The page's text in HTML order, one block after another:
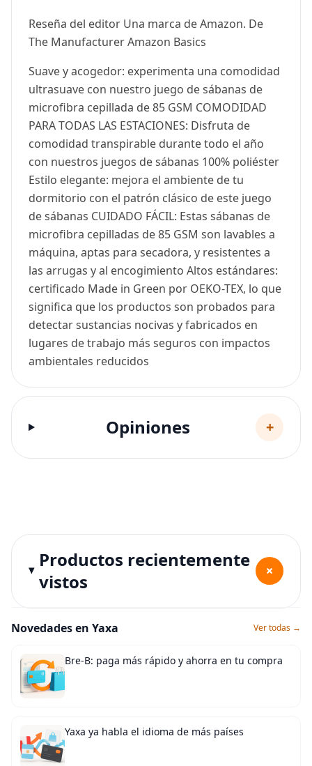
Reseña del editor Una marca de Amazon. De
The Manufacturer Amazon Basics
Suave y acogedor: experimenta una comodidad
ultrasuave con nuestro juego de sábanas de
microfibra cepillada de 85 GSM COMODIDAD
PARA TODAS LAS ESTACIONES: Disfruta de
comodidad transpirable durante todo el año
con nuestros juegos de sábanas 100% poliéster
Estilo elegante: mejora el ambiente de tu
dormitorio con el patrón clásico de este juego
de sábanas CUIDADO FÁCIL: Estas sábanas de
microfibra cepilladas de 85 GSM son lavables a
máquina, aptas para secadora, y resistentes a
las arrugas y al encogimiento Altos estándares:
certificado Made in Green por OEKO-TEX, lo que
significa que los productos son probados para
detectar sustancias nocivas y fabricados en
lugares de trabajo más seguros con impactos
ambientales reducidos
Opiniones +
Productos recientemente
vistos
+
Novedades en Yaxa Ver todas →
Bre-B: paga más rápido y ahorra en tu compra
Yaxa ya habla el idioma de más países